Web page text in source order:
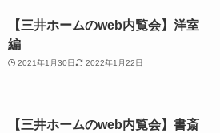
【三井ホームのweb内覧会】洋室
編
2021年1月30日 2022年1月22日
【三井ホームのweb内覧会】書斎